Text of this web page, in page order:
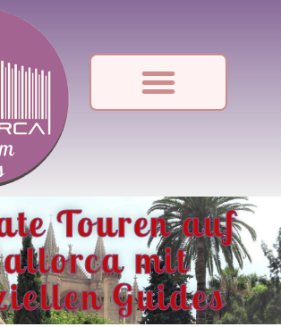
Touren auf
mit
Guides